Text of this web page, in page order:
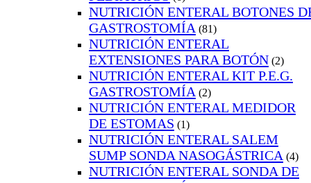
NUTRICIÓN ENTERAL BOTONES
GASTROSTOMÍA (81)
NUTRICIÓN ENTERAL
EXTENSIONES PARA BOTÓN (2)
NUTRICIÓN ENTERAL KIT P.E.G.
GASTROSTOMÍA (2)
NUTRICIÓN ENTERAL MEDIDOR
DE ESTOMAS (1)
NUTRICIÓN ENTERAL SALEM
SUMP SONDA NASOGÁSTRICA (4)
NUTRICIÓN ENTERAL SONDA DE